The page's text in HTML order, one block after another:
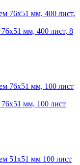
мм, 400 лист, 8
мм, 100 лист